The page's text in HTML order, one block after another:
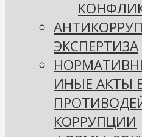
ЭКСПЕРТИЗА
ИНЫЕ АКТЫ
КОРРУПЦИИ